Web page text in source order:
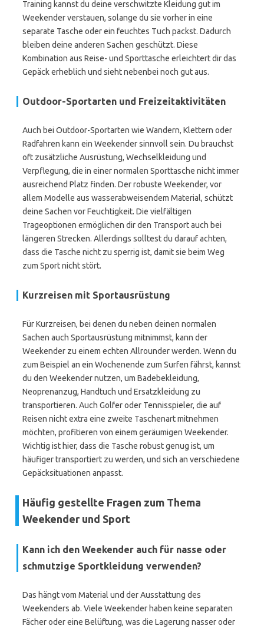
Training kannst du deine verschwitzte Kleidung gut im
Weekender verstauen, solange du sie vorher in eine
separate Tasche oder ein feuchtes Tuch packst. Dadurch
bleiben deine anderen Sachen geschützt. Diese
Kombination aus Reise- und Sporttasche erleichtert dir das
Gepäck erheblich und sieht nebenbei noch gut aus.
Outdoor-Sportarten und Freizeitaktivitäten
Auch bei Outdoor-Sportarten wie Wandern, Klettern oder
Radfahren kann ein Weekender sinnvoll sein. Du brauchst
oft zusätzliche Ausrüstung, Wechselkleidung und
Verpflegung, die in einer normalen Sporttasche nicht immer
ausreichend Platz finden. Der robuste Weekender, vor
allem Modelle aus wasserabweisendem Material, schützt
deine Sachen vor Feuchtigkeit. Die vielfältigen
Trageoptionen ermöglichen dir den Transport auch bei
längeren Strecken. Allerdings solltest du darauf achten,
dass die Tasche nicht zu sperrig ist, damit sie beim Weg
zum Sport nicht stört.
Kurzreisen mit Sportausrüstung
Für Kurzreisen, bei denen du neben deinen normalen
Sachen auch Sportausrüstung mitnimmst, kann der
Weekender zu einem echten Allrounder werden. Wenn du
zum Beispiel an ein Wochenende zum Surfen fährst, kannst
du den Weekender nutzen, um Badebekleidung,
Neoprenanzug, Handtuch und Ersatzkleidung zu
transportieren. Auch Golfer oder Tennisspieler, die auf
Reisen nicht extra eine zweite Taschenart mitnehmen
möchten, profitieren von einem geräumigen Weekender.
Wichtig ist hier, dass die Tasche robust genug ist, um
häufiger transportiert zu werden, und sich an verschiedene
Gepäcksituationen anpasst.
Häufig gestellte Fragen zum Thema
Weekender und Sport
Kann ich den Weekender auch für nasse oder
schmutzige Sportkleidung verwenden?
Das hängt vom Material und der Ausstattung des
Weekenders ab. Viele Weekender haben keine separaten
Fächer oder eine Belüftung, was die Lagerung nasser oder